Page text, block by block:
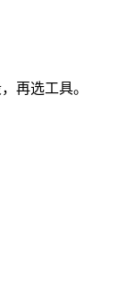
再选工具。